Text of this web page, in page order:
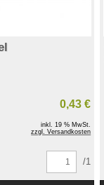
0,43 €
inkl. 19 % MwSt.
zzgl. Versandkosten
/1